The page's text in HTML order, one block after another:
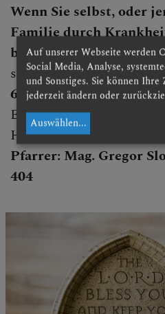
Wenn Sie selbst, oder
Familie durch
brauchen,
so rufen Sie bitte in der
635 404 (02274 2228)an.
Es wird dann ein
Herrn Pfarrer vereinbart.
Pfarrer: Mag. Gregor
404
Auf unserer Webseite werden
Social Media, Analyse,
und Sonstiges. Sie können Ihre
jederzeit ändern oder
Auswählen...